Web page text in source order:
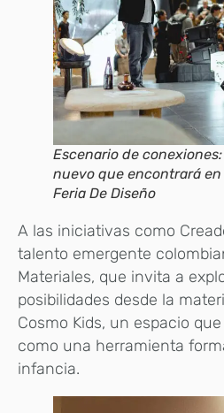
Escenario de
nuevo que encontrará
Feria De Diseño
A las iniciativas como
talento emergente
Materiales, que invita a
posibilidades desde la
Cosmo Kids, un espacio
como una herramienta
infancia.